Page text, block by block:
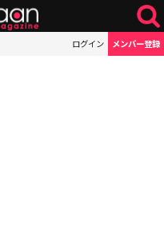
ログイン メンバー登録